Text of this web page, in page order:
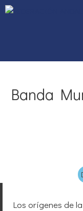
Banda
Los orígenes de